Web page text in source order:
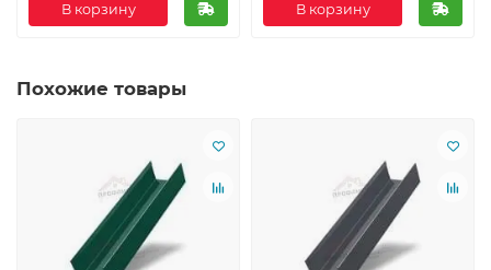
В корзину В корзину
Похожие товары